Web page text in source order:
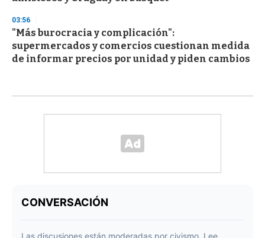
03:56
"Más burocracia y complicación":
supermercados y comercios cuestionan medida
de informar precios por unidad y piden cambios